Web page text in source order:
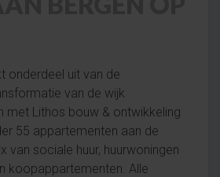
onderdeel uit van de
van de wijk
met Lithos bouw & ontwikkeling
55 appartementen aan de
van sociale huur, huurwoningen
koopappartementen. Alle